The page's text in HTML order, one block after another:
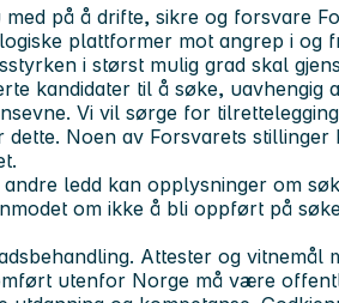
med på å drifte, sikre og forsvare
plattformer mot angrep i og
i størst mulig grad skal
kandidater til å søke, uavhengig
Vi vil sørge for
Noen av Forsvarets stillinger
ledd kan opplysninger om
om ikke å bli oppført på
Attester og vitnemål
utenfor Norge må være